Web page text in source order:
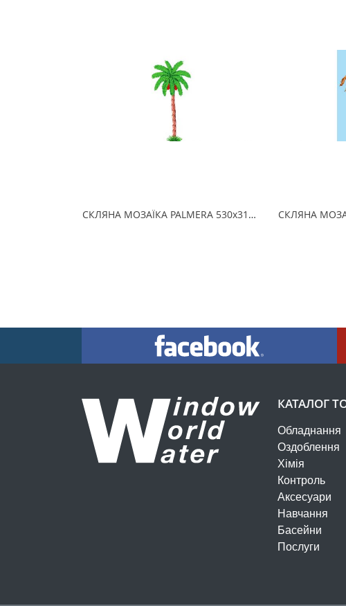
СКЛЯНА МОЗАЇКА PALMERA 530х310 (2.5 x 2.5 см) на папері
КАТАЛОГ
Обладнання
Оздоблення
Хімія
Контроль
Аксесуари
Навчання
Басейни
Послуги